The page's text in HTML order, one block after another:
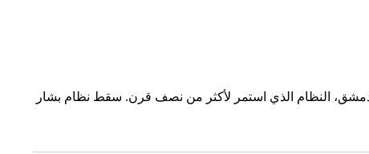
دمشق، النظام الذي استمر لأكثر من نصف قرن. سقط نظام بشار